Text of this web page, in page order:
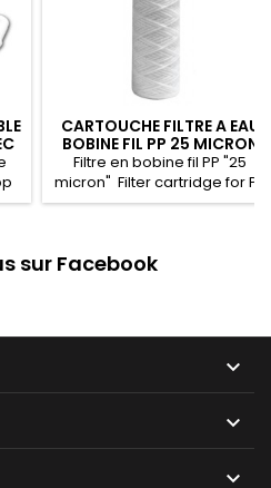
CARTOUCHE FILTRE A EAU
BOBINE FIL PP 25 MICRON
Filtre en bobine fil PP "25
micron" Filter cartridge for PP
sur Facebook


